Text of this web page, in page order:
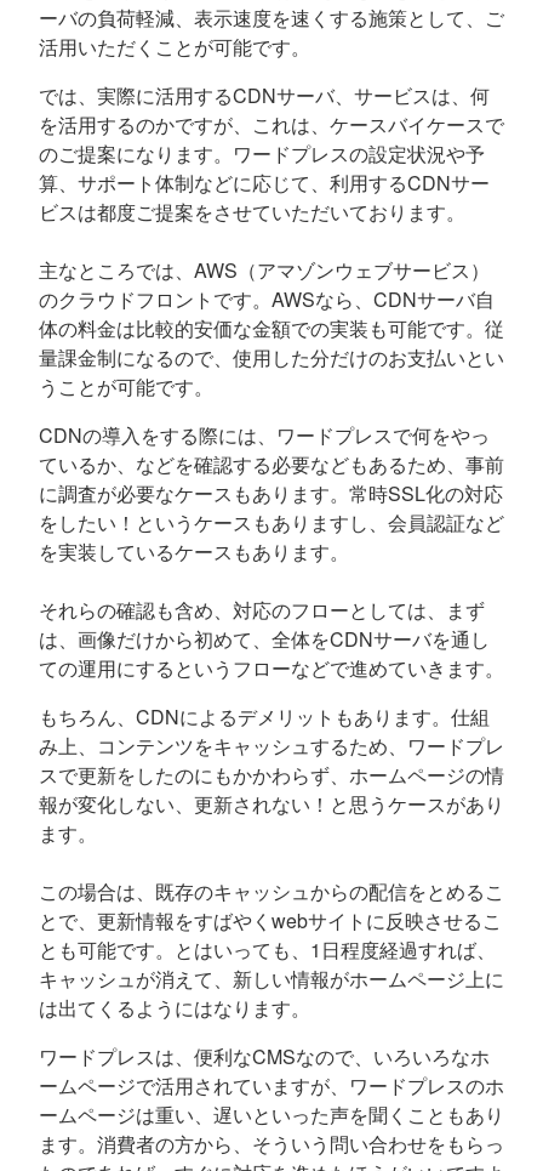
ーバの負荷軽減、表示速度を速くする施策として、ご
活用いただくことが可能です。
では、実際に活用するCDNサーバ、サービスは、何
を活用するのかですが、これは、ケースバイケースで
のご提案になります。ワードプレスの設定状況や予
算、サポート体制などに応じて、利用するCDNサー
ビスは都度ご提案をさせていただいております。
主なところでは、AWS（アマゾンウェブサービス）
のクラウドフロントです。AWSなら、CDNサーバ自
体の料金は比較的安価な金額での実装も可能です。従
量課金制になるので、使用した分だけのお支払いとい
うことが可能です。
CDNの導入をする際には、ワードプレスで何をやっ
ているか、などを確認する必要などもあるため、事前
に調査が必要なケースもあります。常時SSL化の対応
をしたい！というケースもありますし、会員認証など
を実装しているケースもあります。
それらの確認も含め、対応のフローとしては、まず
は、画像だけから初めて、全体をCDNサーバを通し
ての運用にするというフローなどで進めていきます。
もちろん、CDNによるデメリットもあります。仕組
み上、コンテンツをキャッシュするため、ワードプレ
スで更新をしたのにもかかわらず、ホームページの情
報が変化しない、更新されない！と思うケースがあり
ます。
この場合は、既存のキャッシュからの配信をとめるこ
とで、更新情報をすばやくwebサイトに反映させるこ
とも可能です。とはいっても、1日程度経過すれば、
キャッシュが消えて、新しい情報がホームページ上に
は出てくるようにはなります。
ワードプレスは、便利なCMSなので、いろいろなホ
ームページで活用されていますが、ワードプレスのホ
ームページは重い、遅いといった声を聞くこともあり
ます。消費者の方から、そういう問い合わせをもらっ